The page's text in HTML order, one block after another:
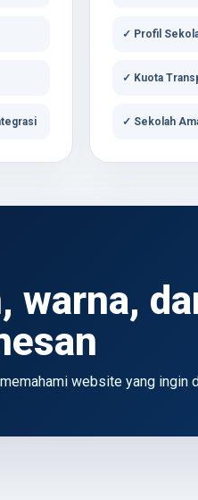
✓ Profil
✓ Kuota
✓ Sekolah
warna,
website yang ingin